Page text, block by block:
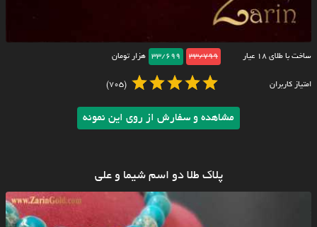
ساخت با طلای ۱۸ عیار 33/799
33/699 هزار تومان
امتیاز کاربران (705)
مشاهده و سفارش از روی این نمونه
پلاک طلا دو اسم شیما و علی